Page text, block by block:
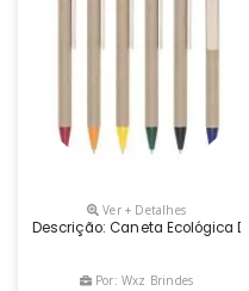
Ver + Detalhes
Descrição: Caneta Ecológica
Por: Wxz Brindes